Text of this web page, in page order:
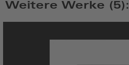
Weitere Werke (5):